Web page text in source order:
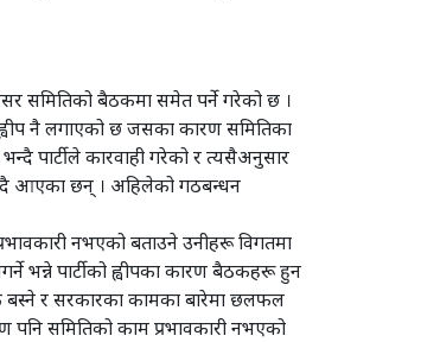
समितिको बैठकमा समेत पर्ने गरेको छ ।
नै लगाएको छ जसका कारण समितिका
पार्टीले कारवाही गरेको र त्यसैअनुसार
आएका छन् । अहिलेको गठबन्धन
नभएको बताउने उनीहरू विगतमा
भन्ने पार्टीको ह्वीपका कारण बैठकहरू हुन
र सरकारका कामका बारेमा छलफल
पनि समितिको काम प्रभावकारी नभएको